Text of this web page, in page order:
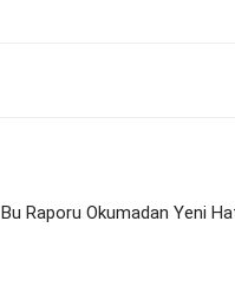
Bu Raporu Okumadan Yeni